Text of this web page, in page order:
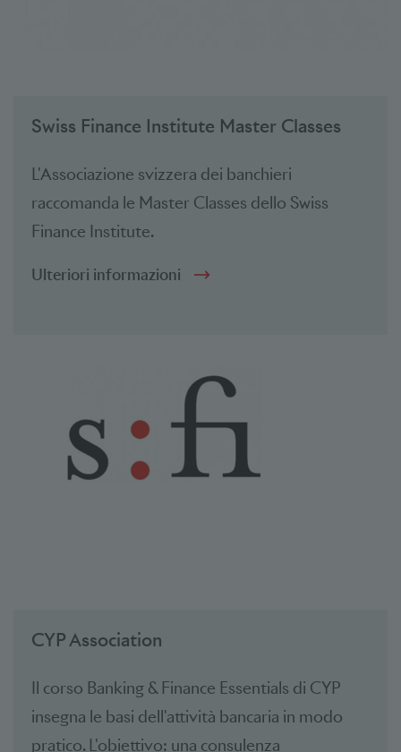
Swiss Finance Institute Master Classes
L'Associazione svizzera dei banchieri
raccomanda le Master Classes dello Swiss
Finance Institute.
Ulteriori informazioni
CYP Association
Il corso Banking & Finance Essentials di CYP
insegna le basi dell'attività bancaria in modo
pratico. L'obiettivo: una consulenza